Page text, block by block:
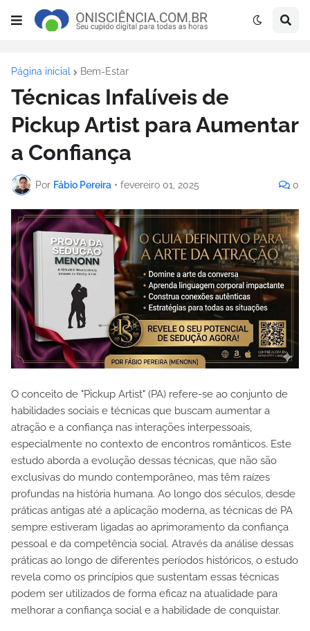
Página inicial Bem-Estar
Técnicas Infalíveis de
Pickup Artist para Aumentar
a Confiança
Por Fábio Pereira • fevereiro 01, 2025 0
O conceito de "Pickup Artist" (PA) refere-se ao conjunto de
habilidades sociais e técnicas que buscam aumentar a
atração e a confiança nas interações interpessoais,
especialmente no contexto de encontros românticos. Este
estudo aborda a evolução dessas técnicas, que não são
exclusivas do mundo contemporâneo, mas têm raízes
profundas na história humana. Ao longo dos séculos, desde
práticas antigas até a aplicação moderna, as técnicas de PA
sempre estiveram ligadas ao aprimoramento da confiança
pessoal e da competência social. Através da análise dessas
práticas ao longo de diferentes períodos históricos, o estudo
revela como os princípios que sustentam essas técnicas
podem ser utilizados de forma eficaz na atualidade para
melhorar a confiança social e a habilidade de conquistar.